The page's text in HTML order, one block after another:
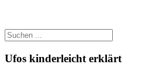
Ufos kinderleicht erklärt